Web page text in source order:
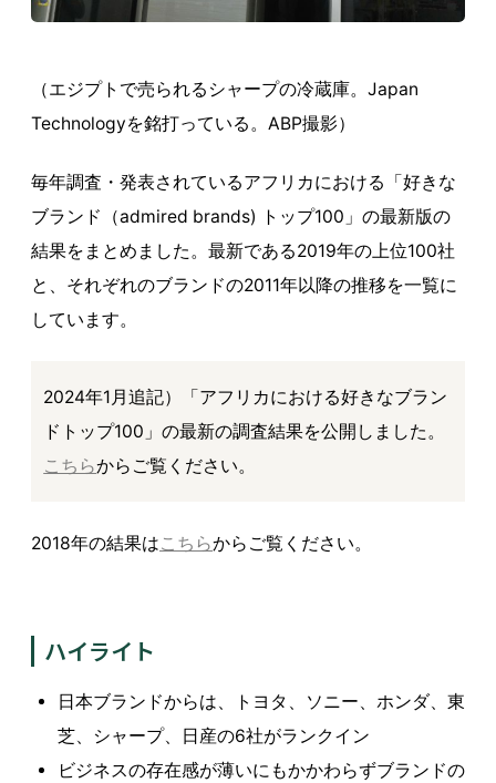
（エジプトで売られるシャープの冷蔵庫。Japan
Technologyを銘打っている。ABP撮影）
毎年調査・発表されているアフリカにおける「好きな
ブランド（admired brands) トップ100」の最新版の
結果をまとめました。最新である2019年の上位100社
と、それぞれのブランドの2011年以降の推移を一覧に
しています。
2024年1月追記）「アフリカにおける好きなブラン
ドトップ100」の最新の調査結果を公開しました。
こちらからご覧ください。
2018年の結果はこちらからご覧ください。
ハイライト
日本ブランドからは、トヨタ、ソニー、ホンダ、東
芝、シャープ、日産の6社がランクイン
ビジネスの存在感が薄いにもかかわらずブランドの